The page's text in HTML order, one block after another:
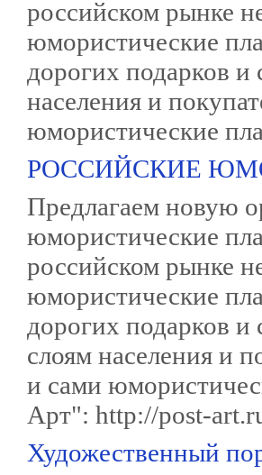
российском рынке
юмористические
дорогих подарков
населения и
юмористические
РОССИЙСКИЕ
Предлагаем новую
юмористические
российском рынке
юмористические
дорогих подарков
слоям населения и
и сами
Арт": http://post-
Художественный